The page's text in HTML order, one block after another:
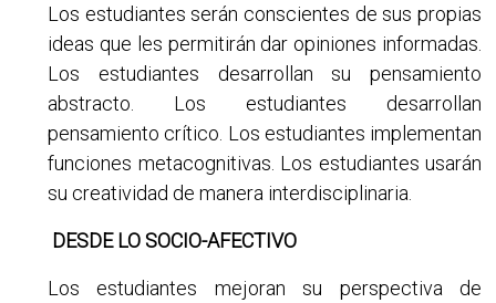
Los estudiantes serán conscientes de sus propias
ideas que les permitirán dar opiniones informadas.
Los estudiantes desarrollan su pensamiento
abstracto. Los estudiantes desarrollan
pensamiento crítico. Los estudiantes implementan
funciones metacognitivas. Los estudiantes usarán
su creatividad de manera interdisciplinaria.
DESDE LO SOCIO-AFECTIVO
Los estudiantes mejoran su perspectiva de